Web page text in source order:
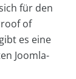
für den
of
es eine
Joomla-